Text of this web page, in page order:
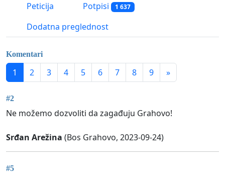
Peticija Potpisi 1 637
Dodatna preglednost
Komentari
1 2 3 4 5 6 7 8 9 »
#2
Ne možemo dozvoliti da zagađuju Grahovo!
Srđan Arežina (Bos Grahovo, 2023-09-24)
#5